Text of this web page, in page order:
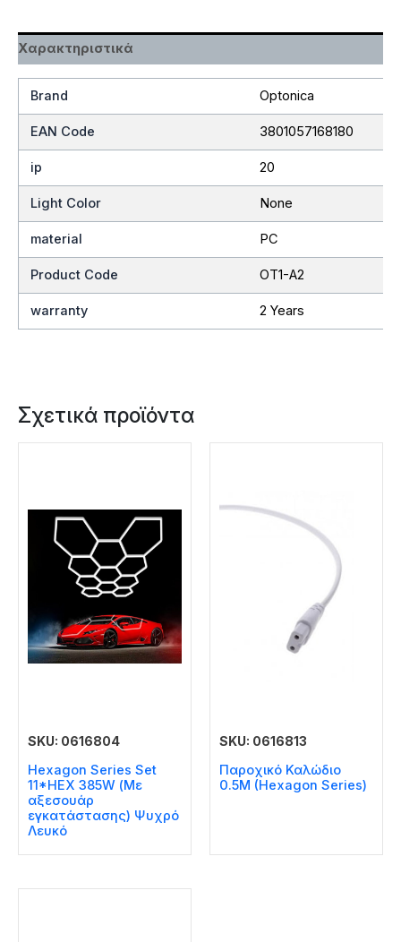
Χαρακτηριστικά
Brand Optonica
EAN Code 3801057168180
ip 20
Light Color None
material PC
Product Code OT1-A2
warranty 2 Years
Σχετικά προϊόντα
SKU: 0616804
Hexagon Series Set
11*HEX 385W (Με
αξεσουάρ
εγκατάστασης) Ψυχρό
Λευκό
SKU: 0616813
Παροχικό Καλώδιο
0.5M (Hexagon Series)